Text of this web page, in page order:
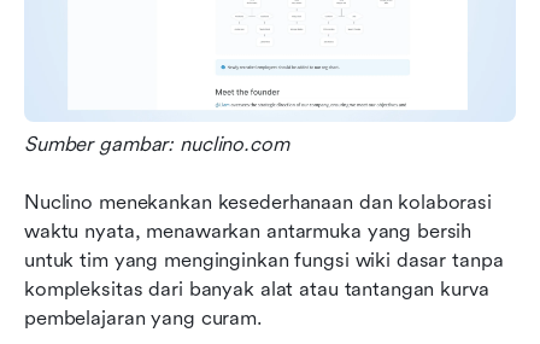
Sumber gambar: nuclino.com
Nuclino menekankan kesederhanaan dan kolaborasi
waktu nyata, menawarkan antarmuka yang bersih
untuk tim yang menginginkan fungsi wiki dasar tanpa
kompleksitas dari banyak alat atau tantangan kurva
pembelajaran yang curam.